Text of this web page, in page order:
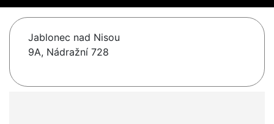
Jablonec nad Nisou
9A, Nádražní 728